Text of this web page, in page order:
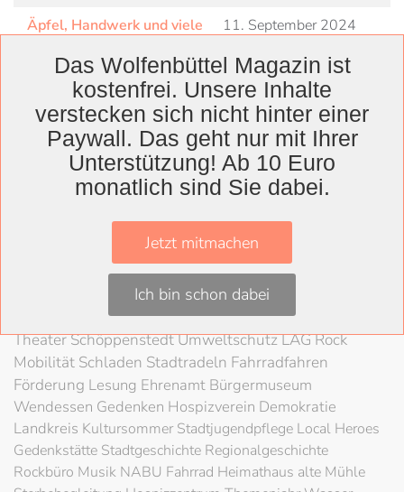
Äpfel, Handwerk und viele
11. September 2024
WolfenbüttelLandkreis
Herzog August BibliothekNachhaltigkeit
KunstKunstvereinMuseumFestival
Braunschweigische LandschaftHAB
Wolfenbüttel80 Jahre KriegsendeLiteratur
TheaterSchöppenstedtUmweltschutzLAG Rock
Mobilität Schladen Stadtradeln Fahrradfahren
Förderung Lesung Ehrenamt Bürgermuseum
Wendessen Gedenken Hospizverein Demokratie
Landkreis KultursommerStadtjugendpflege Local Heroes
Gedenkstätte Stadtgeschichte Regionalgeschichte
Rockbüro Musik NABU Fahrrad Heimathaus alte Mühle
Das Wolfenbüttel Magazin ist
kostenfrei. Unsere Inhalte
verstecken sich nicht hinter einer
Paywall. Das geht nur mit Ihrer
Unterstützung! Ab 10 Euro
monatlich sind Sie dabei.
Jetzt mitmachen
Ich bin schon dabei